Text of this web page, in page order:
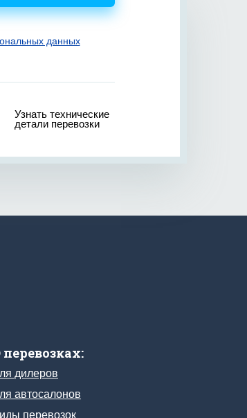
данных
Узнать технические
детали перевозки
перевозках:
дилеров
автосалонов
перевозок